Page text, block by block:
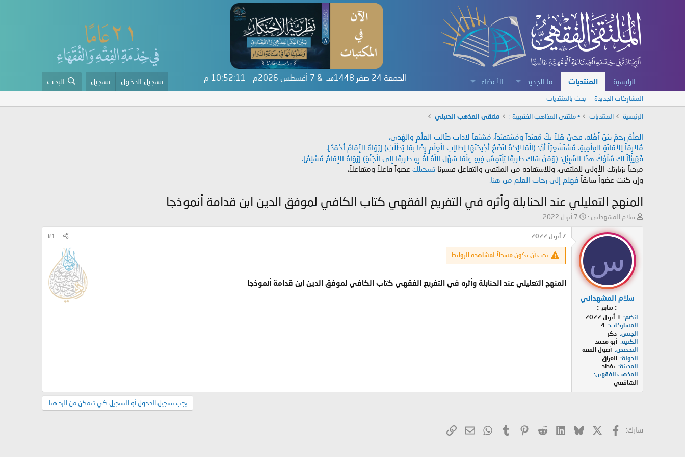
الرئيسية المنتديات ما الجديد الأعضاء الجمعة 24 صفر 1448هـ & 7 أغسطس 2026م 10:52:11 م تسجيل الدخول تسجيل البحث
المشاركات الجديدة بحث بالمنتديات
الرئيسية المنتديات • ملتقى المذاهب الفقهية : ملتقى المذهب الحنبلي
العِلْمُ رَحِمٌ بَيْنَ أَهْلِهِ، فَحَيَّ هَلاً بِكَ مُفِيْدَاً وَمُسْتَفِيْدَاً، مُشِيْعَاً لآدَابِ طَالِبِ العِلْمِ وَالهُدَى،
مُلازِمَاً لِلأَمَانَةِ العِلْمِيةِ، مُسْتَشْعِرَاً أَنَّ: (الْمَلَائِكَةَ لَتَضَعُ أَجْنِحَتَهَا لِطَالِبِ الْعِلْمِ رِضًا بِمَا يَطْلُبُ) [رَوَاهُ الإَمَامُ أَحْمَدُ]،
فَهَنِيْئَاً لَكَ سُلُوْكُ هَذَا السَّبِيْلِ؛ (وَمَنْ سَلَكَ طَرِيقًا يَلْتَمِسُ فِيهِ عِلْمًا سَهَّلَ اللَّهُ لَهُ بِهِ طَرِيقًا إِلَى الْجَنَّةِ) [رَوَاهُ الإِمَامُ مُسْلِمٌ]،
مرحباً بزيارتك الأولى للملتقى، وللاستفادة من الملتقى والتفاعل فيسرنا تسجيلك عضواً فاعلاً ومتفاعلاً،
وإن كنت عضواً سابقاً فهلم إلى رحاب العلم من هنا.
المنهج التعليلي عند الحنابلة وأثره في التفريع الفقهي كتاب الكافي لموفق الدين ابن قدامة أنموذجا
ب
ئ
ا
ل
م
و
و
سلام المشهداني
ت7 أبريل 2022
س
سلام المشهداني
:: متابع ::
انضم
3 أبريل 2022
المشاركات
4
الجنس ذكر
الكنية أبو محمد
التخصص أصول الفقه
الدولة العراق
المدينة
بغداد
المذهب الفقهي
الشافعي
7 أبريل 2022 #1
يجب أن تكون مسجلاً لمشاهدة الروابط
المنهج التعليلي عند الحنابلة وأثره في التفريع الفقهي كتاب الكافي لموفق الدين ابن قدامة أنموذجا
يجب تسجيل الدخول أو التسجيل كي تتمكن من الرد هنا.
شارك: فيسبوك Bluesky
LinkedIn
Reddit
Pinterest
Tumblr
WhatsAppالبريد الإلكتروني